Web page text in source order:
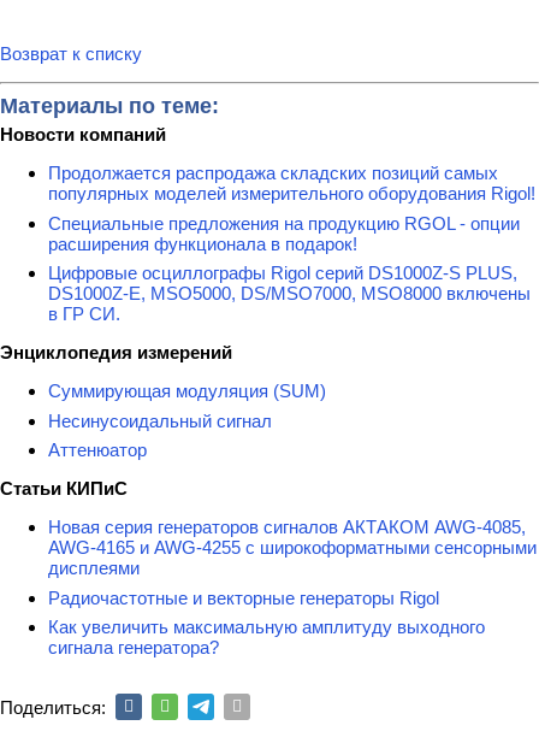
Возврат к списку
Материалы по теме:
Новости компаний
Продолжается распродажа складских позиций самых
популярных моделей измерительного оборудования Rigol!
Специальные предложения на продукцию RGOL - опции
расширения функционала в подарок!
Цифровые осциллографы Rigol серий DS1000Z-S PLUS,
DS1000Z-E, MSO5000, DS/MSO7000, MSO8000 включены
в ГР СИ.
Энциклопедия измерений
Суммирующая модуляция (SUM)
Несинусоидальный сигнал
Аттенюатор
Статьи КИПиС
Новая серия генераторов сигналов АКТАКОМ AWG-4085,
AWG-4165 и AWG-4255 с широкоформатными сенсорными
дисплеями
Радиочастотные и векторные генераторы Rigol
Как увеличить максимальную амплитуду выходного
сигнала генератора?
Поделиться: